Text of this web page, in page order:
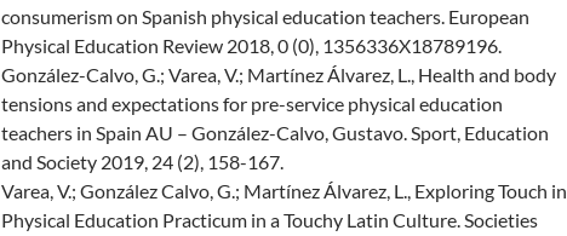
consumerism on Spanish physical education teachers. European
Physical Education Review 2018, 0 (0), 1356336X18789196.
González-Calvo, G.; Varea, V.; Martínez Álvarez, L., Health and body
tensions and expectations for pre-service physical education
teachers in Spain AU – González-Calvo, Gustavo. Sport, Education
and Society 2019, 24 (2), 158-167.
Varea, V.; González Calvo, G.; Martínez Álvarez, L., Exploring Touch in
Physical Education Practicum in a Touchy Latin Culture. Societies